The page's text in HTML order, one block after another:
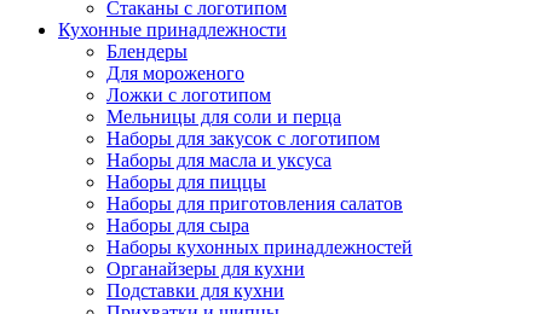
Стаканы с логотипом
Кухонные принадлежности
Блендеры
Для мороженого
Ложки с логотипом
Мельницы для соли и перца
Наборы для закусок с логотипом
Наборы для масла и уксуса
Наборы для пиццы
Наборы для приготовления салатов
Наборы для сыра
Наборы кухонных принадлежностей
Органайзеры для кухни
Подставки для кухни